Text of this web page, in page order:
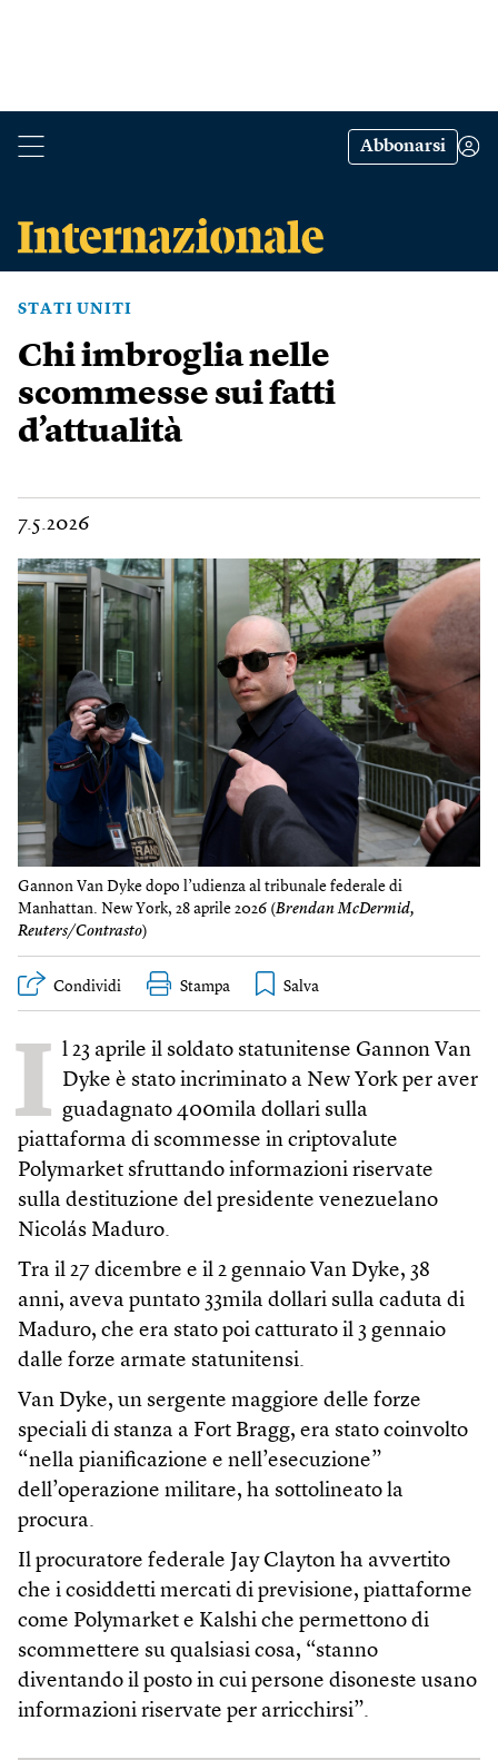
Abbonarsi
STATI UNITI
Chi imbroglia nelle
scommesse sui fatti
d’attualità
7.5.2026
Gannon Van Dyke dopo l’udienza al tribunale federale di
Manhattan. New York, 28 aprile 2026 (Brendan McDermid,
Reuters/Contrasto)
Condividi Stampa
I l 23 aprile il soldato statunitense Gannon Van
Dyke è stato incriminato a New York per aver
guadagnato 400mila dollari sulla
piattaforma di scommesse in criptovalute
Polymarket sfruttando informazioni riservate
sulla destituzione del presidente venezuelano
Nicolás Maduro.
Tra il 27 dicembre e il 2 gennaio Van Dyke, 38
anni, aveva puntato 33mila dollari sulla caduta di
Maduro, che era stato poi catturato il 3 gennaio
dalle forze armate statunitensi.
Van Dyke, un sergente maggiore delle forze
speciali di stanza a Fort Bragg, era stato coinvolto
“nella pianificazione e nell’esecuzione”
dell’operazione militare, ha sottolineato la
procura.
Il procuratore federale Jay Clayton ha avvertito
che i cosiddetti mercati di previsione, piattaforme
come Polymarket e Kalshi che permettono di
scommettere su qualsiasi cosa, “stanno
diventando il posto in cui persone disoneste usano
informazioni riservate per arricchirsi”.